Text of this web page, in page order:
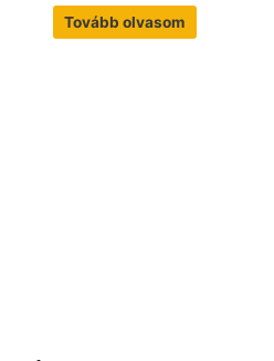
Tovább olvasom